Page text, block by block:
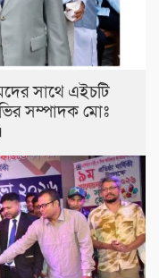
সাথে এইচটি
সম্পাদক মোঃ